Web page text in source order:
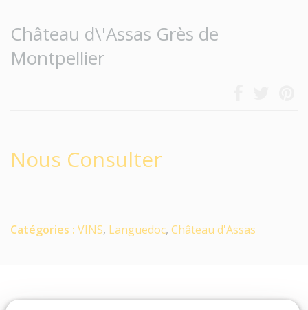
Château d\'Assas Grès de
Montpellier
Nous Consulter
Catégories : VINS, Languedoc, Château d'Assas